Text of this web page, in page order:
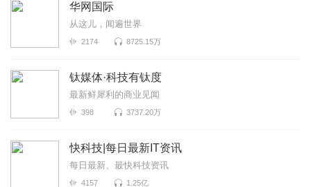
华网国际
从这儿，闻遍世界
2174 8725.15万
钛媒体·科技有钛度
最新鲜犀利的商业见闻
398 3737.20万
快科技|每日最新IT资讯
每日最新、最快科技资讯
4157 1.25亿